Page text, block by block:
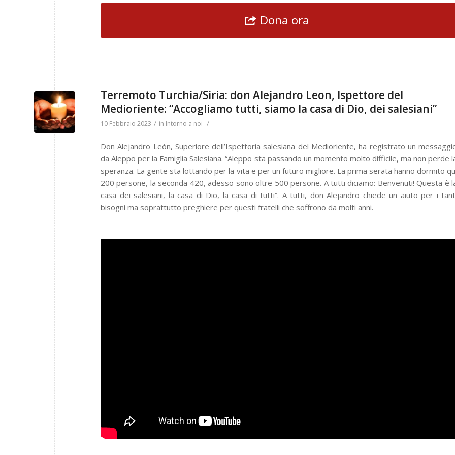
Dona ora
Terremoto Turchia/Siria: don Alejandro Leon, Ispettore del
Medioriente: “Accogliamo tutti, siamo la casa di Dio, dei salesiani”
10 Febbraio 2023 / in Intorno a noi /
Don Alejandro León, Superiore dell’Ispettoria salesiana del Medioriente, ha registrato un
da Aleppo per la Famiglia Salesiana. “Aleppo sta passando un momento molto difficile, ma non perde
speranza. La gente sta lottando per la vita e per un futuro migliore. La prima serata hanno dormito
200 persone, la seconda 420, adesso sono oltre 500 persone. A tutti diciamo: Benvenuti! Questa è
casa dei salesiani, la casa di Dio, la casa di tutti”. A tutti, don Alejandro chiede un aiuto per i
bisogni ma soprattutto preghiere per questi fratelli che soffrono da molti anni.